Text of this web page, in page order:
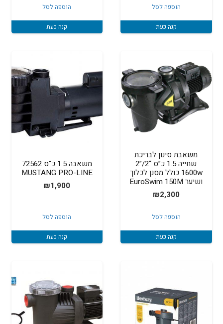
הוספה לסל
קנה כעת
הוספה לסל
קנה כעת
משאבת סינון לבריכת
שחייה 1.5 כ”ס “2/”2
1600w כולל מסנן לכלוך
ושיער EuroSwim 150M
₪2,300
הוספה לסל
קנה כעת
משאבה 1.5 כ"ס 72562
MUSTANG PRO-LINE
₪1,900
הוספה לסל
קנה כעת